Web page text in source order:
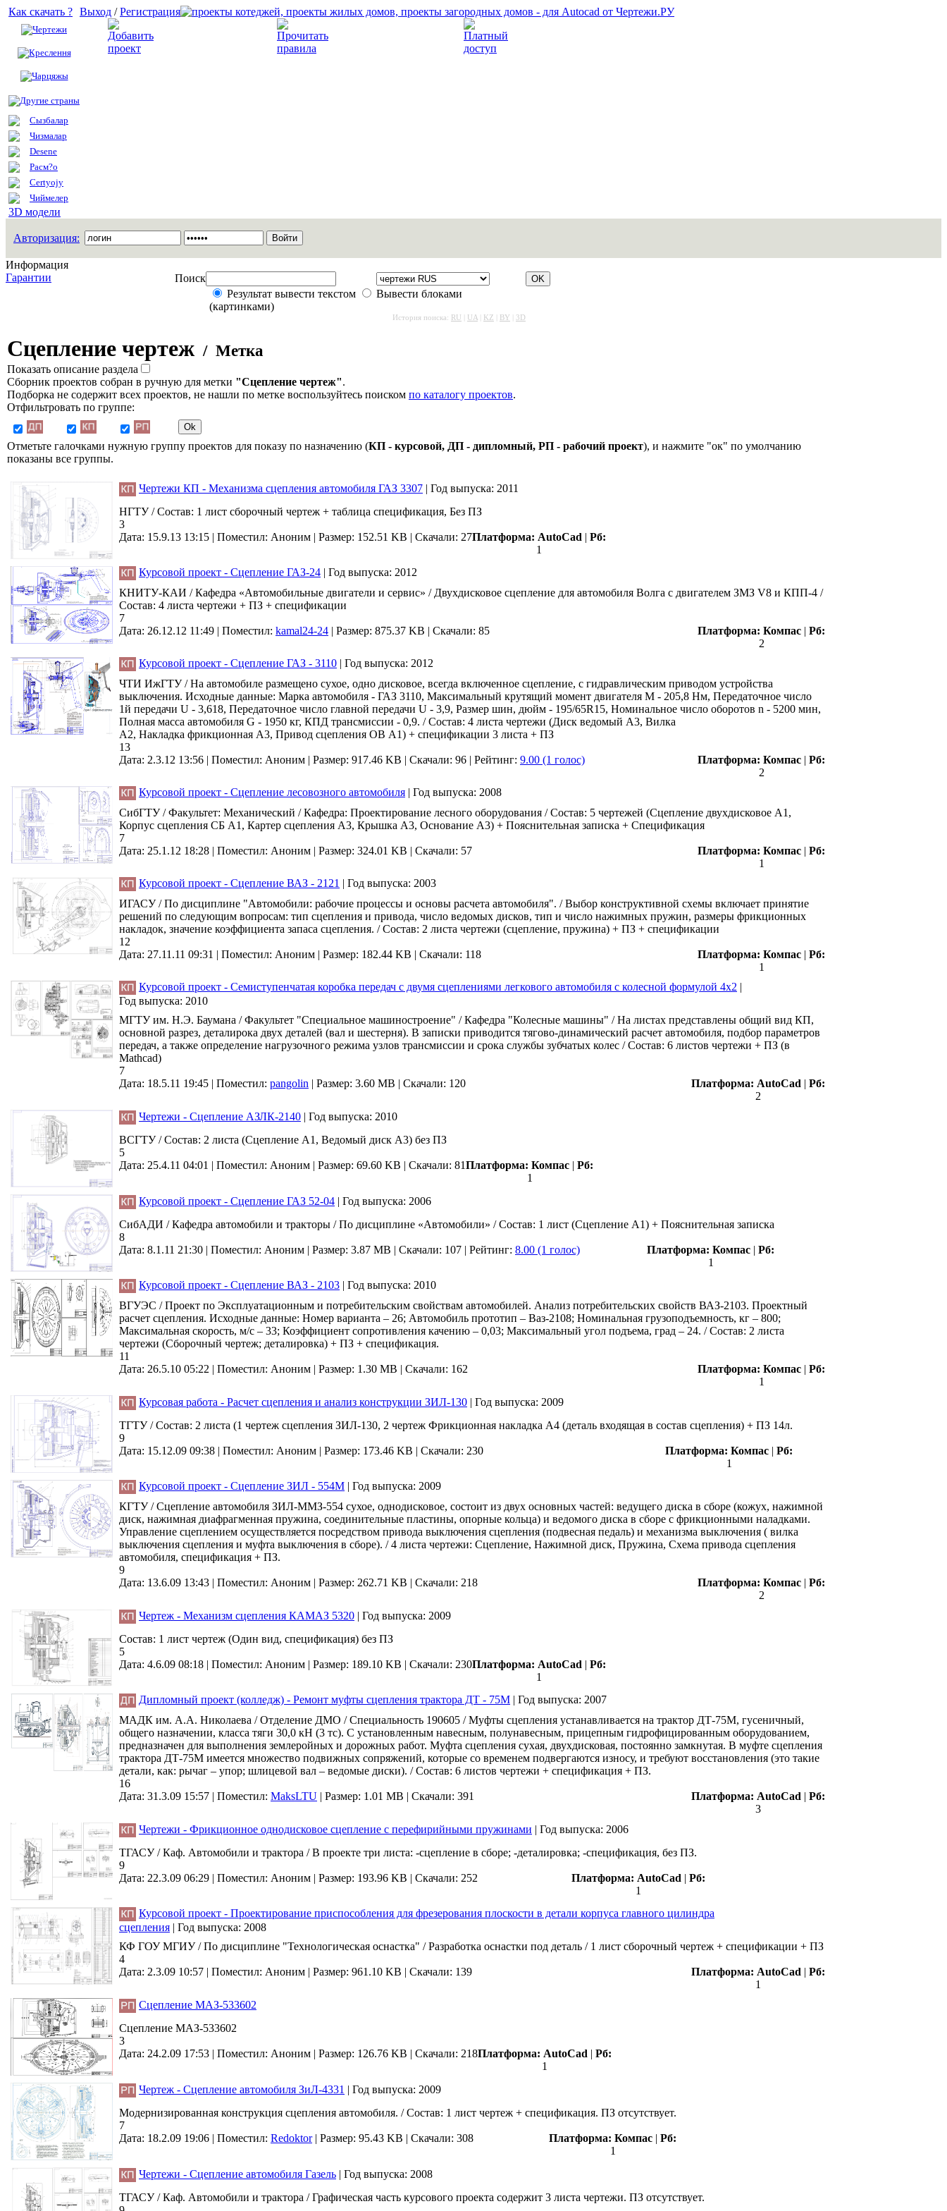
Как скачать ?
Чертежи
Креслення
Чарцяжы
Другие страны
Сызбалар
Чизмалар
Desene
Расм?о
Certyojy
Чиймелер
3D модели
Выход /Регистрация
Авторизация:
Информация
Гарантии
Поиск
Результат вывести текстом
Вывести блоками
(картинками)
История поиска: RU UA KZ BY 3D
Сцепление чертеж/ Метка
Показать описание раздела
Сборник проектов собран в ручную для метки "Сцепление чертеж".
Подборка не содержит всех проектов, не нашли по метке воспользуйтесь поиском по каталогу проектов.
Отфильтровать по группе:
Отметьте галочками нужную группу проектов для показу по назначению (КП - курсовой, ДП - дипломный, РП - рабочий проект), и нажмите "ок" по умолчанию
показаны все группы.
Чертежи КП - Механизма сцепления автомобиля ГАЗ 3307 | Год выпуска: 2011
НГТУ / Состав: 1 лист сборочный чертеж + таблица спецификация, Без ПЗ
3
Дата: 15.9.13 13:15 | Поместил: Аноним | Размер: 152.51 KB | Скачали: 27Платформа: AutoCad | Рб:
1
Курсовой проект - Сцепление ГАЗ-24 | Год выпуска: 2012
КНИТУ-КАИ / Кафедра «Автомобильные двигатели и сервис» / Двухдисковое сцепление для автомобиля Волга с двигателем ЗМЗ V8 и КПП-4 /
Состав: 4 листа чертежи + ПЗ + спецификации
7
Дата: 26.12.12 11:49 | Поместил: kamal24-24 | Размер: 875.37 KB | Скачали: 85 Платформа: Компас | Рб:
2
Курсовой проект - Сцепление ГАЗ - 3110 | Год выпуска: 2012
ЧТИ ИжГТУ / На автомобиле размещено сухое, одно дисковое, всегда включенное сцепление, с гидравлическим приводом устройства
выключения. Исходные данные: Марка автомобиля - ГАЗ 3110, Максимальный крутящий момент двигателя М - 205,8 Нм, Передаточное число
1й передачи U - 3,618, Передаточное число главной передачи U - 3,9, Размер шин, дюйм - 195/65R15, Номинальное число оборотов n - 5200 мин,
Полная масса автомобиля G - 1950 кг, КПД трансмиссии - 0,9. / Состав: 4 листа чертежи (Диск ведомый А3, Вилка
А2, Накладка фрикционная А3, Привод сцепления ОВ А1) + спецификации 3 листа + ПЗ
13
Дата: 2.3.12 13:56 | Поместил: Аноним | Размер: 917.46 KB | Скачали: 96 | Рейтинг: 9.00 (1 голос) Платформа: Компас | Рб:
2
Курсовой проект - Сцепление лесовозного автомобиля | Год выпуска: 2008
СибГТУ / Факультет: Механический / Кафедра: Проектирование лесного оборудования / Состав: 5 чертежей (Сцепление двухдисковое А1,
Корпус сцепления СБ А1, Картер сцепления А3, Крышка А3, Основание А3) + Пояснительная записка + Спецификация
7
Дата: 25.1.12 18:28 | Поместил: Аноним | Размер: 324.01 KB | Скачали: 57 Платформа: Компас | Рб:
1
Курсовой проект - Сцепление ВАЗ - 2121 | Год выпуска: 2003
ИГАСУ / По дисциплине "Автомобили: рабочие процессы и основы расчета автомобиля". / Выбор конструктивной схемы включает принятие
решений по следующим вопросам: тип сцепления и привода, число ведомых дисков, тип и число нажимных пружин, размеры фрикционных
накладок, значение коэффициента запаса сцепления. / Состав: 2 листа чертежи (сцепление, пружина) + ПЗ + спецификации
12
Дата: 27.11.11 09:31 | Поместил: Аноним | Размер: 182.44 KB | Скачали: 118 Платформа: Компас | Рб:
1
Курсовой проект - Семиступенчатая коробка передач с двумя сцеплениями легкового автомобиля с колесной формулой 4х2 |
Год выпуска: 2010
МГТУ им. Н.Э. Баумана / Факультет "Специальное машиностроение" / Кафедра "Колесные машины" / На листах представлены общий вид КП,
основной разрез, деталирока двух деталей (вал и шестерня). В записки приводится тягово-динамический расчет автомобиля, подбор параметров
передач, а также определение нагрузочного режима узлов трансмиссии и срока службы зубчатых колес / Состав: 6 листов чертежи + ПЗ (в
Mathcad)
7
Дата: 18.5.11 19:45 | Поместил: pangolin | Размер: 3.60 MB | Скачали: 120 Платформа: AutoCad | Рб:
2
Чертежи - Сцепление АЗЛК-2140 | Год выпуска: 2010
ВСГТУ / Состав: 2 листа (Сцепление А1, Ведомый диск А3) без ПЗ
5
Дата: 25.4.11 04:01 | Поместил: Аноним | Размер: 69.60 KB | Скачали: 81Платформа: Компас | Рб:
1
Курсовой проект - Сцепление ГАЗ 52-04 | Год выпуска: 2006
СибАДИ / Кафедра автомобили и тракторы / По дисциплине «Автомобили» / Состав: 1 лист (Сцепление A1) + Пояснительная записка
8
Дата: 8.1.11 21:30 | Поместил: Аноним | Размер: 3.87 MB | Скачали: 107 | Рейтинг: 8.00 (1 голос) Платформа: Компас | Рб:
1
Курсовой проект - Сцепление ВАЗ - 2103 | Год выпуска: 2010
ВГУЭС / Проект по Эксплуатационным и потребительским свойствам автомобилей. Анализ потребительских свойств ВАЗ-2103. Проектный
расчет сцепления. Исходные данные: Номер варианта – 26; Автомобиль прототип – Ваз-2108; Номинальная грузоподъемность, кг – 800;
Максимальная скорость, м/с – 33; Коэффициент сопротивления качению – 0,03; Максимальный угол подъема, град – 24. / Состав: 2 листа
чертежи (Сборочный чертеж; деталировка) + ПЗ + спецификация.
11
Дата: 26.5.10 05:22 | Поместил: Аноним | Размер: 1.30 MB | Скачали: 162 Платформа: Компас | Рб:
1
Курсовая работа - Расчет сцепления и анализ конструкции ЗИЛ-130 | Год выпуска: 2009
ТГТУ / Состав: 2 листа (1 чертеж сцепления ЗИЛ-130, 2 чертеж Фрикционная накладка А4 (деталь входящая в состав сцепления) + ПЗ 14л.
9
Дата: 15.12.09 09:38 | Поместил: Аноним | Размер: 173.46 KB | Скачали: 230 Платформа: Компас | Рб:
1
Курсовой проект - Сцепление ЗИЛ - 554М | Год выпуска: 2009
КГТУ / Сцепление автомобиля ЗИЛ-ММЗ-554 сухое, однодисковое, состоит из двух основных частей: ведущего диска в сборе (кожух, нажимной
диск, нажимная диафрагменная пружина, соединительные пластины, опорные кольца) и ведомого диска в сборе с фрикционными наладками.
Управление сцеплением осуществляется посредством привода выключения сцепления (подвесная педаль) и механизма выключения ( вилка
выключения сцепления и муфта выключения в сборе). / 4 листа чертежи: Сцепление, Нажимной диск, Пружина, Схема привода сцепления
автомобиля, спецификация + ПЗ.
9
Дата: 13.6.09 13:43 | Поместил: Аноним | Размер: 262.71 KB | Скачали: 218 Платформа: Компас | Рб:
2
Чертеж - Механизм сцепления КАМАЗ 5320 | Год выпуска: 2009
Состав: 1 лист чертеж (Один вид, спецификация) без ПЗ
5
Дата: 4.6.09 08:18 | Поместил: Аноним | Размер: 189.10 KB | Скачали: 230Платформа: AutoCad | Рб:
1
Дипломный проект (колледж) - Ремонт муфты сцепления трактора ДТ - 75М | Год выпуска: 2007
МАДК им. А.А. Николаева / Отделение ДМО / Специальность 190605 / Муфты сцепления устанавливается на трактор ДТ-75М, гусеничный,
общего назначении, класса тяги 30,0 кН (3 тс). С установленным навесным, полунавесным, прицепным гидрофицированным оборудованием,
предназначен для выполнения землеройных и дорожных работ. Муфта сцепления сухая, двухдисковая, постоянно замкнутая. В муфте сцепления
трактора ДТ-75М имеется множество подвижных сопряжений, которые со временем подвергаются износу, и требуют восстановления (это такие
детали, как: рычаг – упор; шлицевой вал – ведомые диски). / Состав: 6 листов чертежи + спецификация + ПЗ.
16
Дата: 31.3.09 15:57 | Поместил: MaksLTU | Размер: 1.01 MB | Скачали: 391 Платформа: AutoCad | Рб:
3
Чертежи - Фрикционное однодисковое сцепление с перефирийными пружинами | Год выпуска: 2006
ТГАСУ / Каф. Автомобили и трактора / В проекте три листа: -сцепление в сборе; -деталировка; -спецификация, без ПЗ.
9
Дата: 22.3.09 06:29 | Поместил: Аноним | Размер: 193.96 KB | Скачали: 252 Платформа: AutoCad | Рб:
1
Курсовой проект - Проектирование приспособления для фрезерования плоскости в детали корпуса главного цилиндра
сцепления | Год выпуска: 2008
КФ ГОУ МГИУ / По дисциплине "Технологическая оснастка" / Разработка оснастки под деталь / 1 лист сборочный чертеж + спецификации + ПЗ
4
Дата: 2.3.09 10:57 | Поместил: Аноним | Размер: 961.10 KB | Скачали: 139 Платформа: AutoCad | Рб:
1
Сцепление МАЗ-533602
Cцепление МАЗ-533602
3
Дата: 24.2.09 17:53 | Поместил: Аноним | Размер: 126.76 KB | Скачали: 218Платформа: AutoCad | Рб:
1
Чертеж - Сцепление автомобиля ЗиЛ-4331 | Год выпуска: 2009
Модернизированная конструкция сцепления автомобиля. / Состав: 1 лист чертеж + спецификация. ПЗ отсутствует.
7
Дата: 18.2.09 19:06 | Поместил: Redoktor| Размер: 95.43 KB | Скачали: 308 Платформа: Компас | Рб:
1
Чертежи - Сцепление автомобиля Газель | Год выпуска: 2008
ТГАСУ / Каф. Автомобили и трактора / Графическая часть курсового проекта содержит 3 листа чертежи. ПЗ отсутствует.